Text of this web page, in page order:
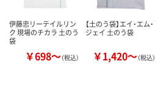
伊藤忠リーテイルリン
ク 現場のチカラ 土のう
袋
￥698～（税込）
【土のう袋】エイ・エム・
ジェイ 土のう袋
￥1,420～（税込）